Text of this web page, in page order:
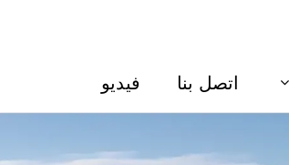
اتصل بنا فيديو